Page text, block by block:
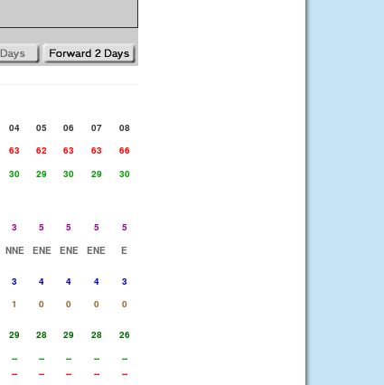
04 05 06 07
08
63 62 63 63
66
30 29 30 29
30
3 5 5 5
5
NNE ENE ENE ENE
E
3 4 4 4
3
1 0 0 0
0
29 28 29 28
26
-- -- -- --
--
-- -- -- -- --